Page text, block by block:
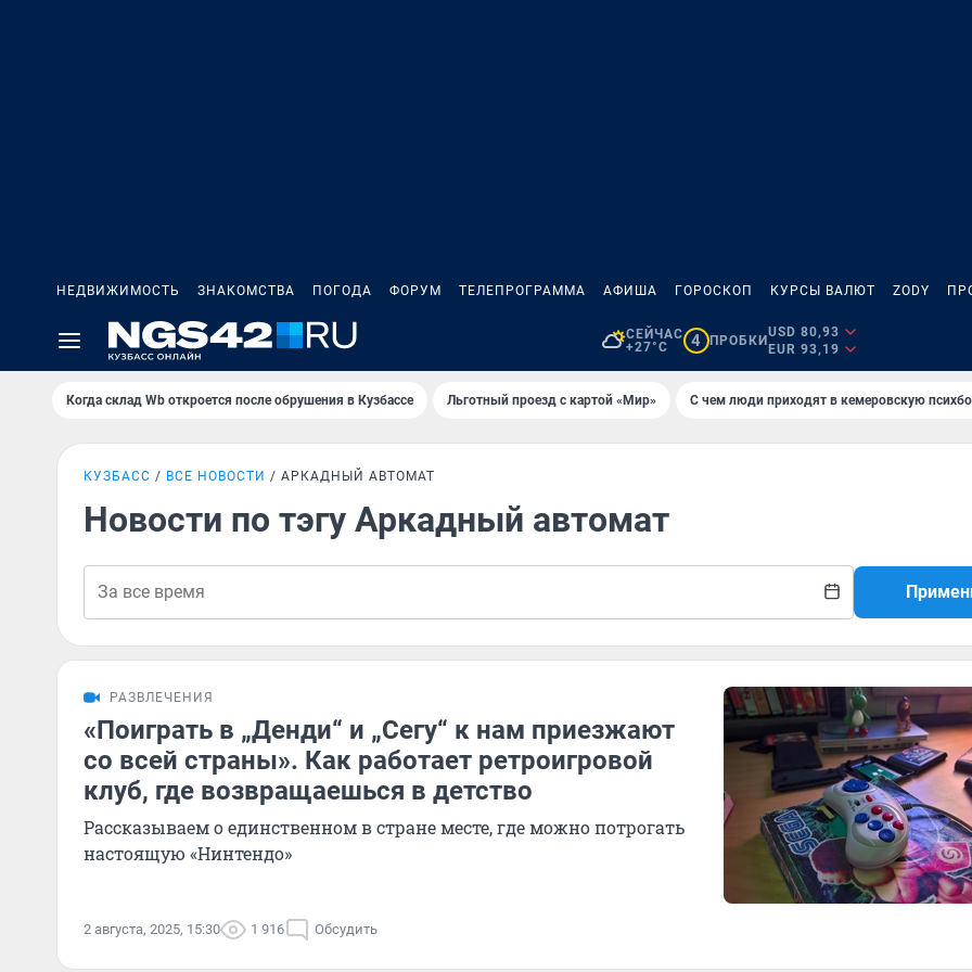
НЕДВИЖИМОСТЬ ЗНАКОМСТВА ПОГОДА ФОРУМ ТЕЛЕПРОГРАММА АФИША ГОРОСКОП КУРСЫ ВАЛЮТ ZODY
СЕЙЧАС
+27°C
4 ПРОБКИ
USD 80,93
EUR 93,19
Когда склад Wb откроется после обрушения в Кузбассе Льготный проезд с картой «Мир» С чем люди приходят в кемеровскую
КУЗБАСС ВСЕ НОВОСТИ АРКАДНЫЙ АВТОМАТ
Новости по тэгу Аркадный автомат
РАЗВЛЕЧЕНИЯ
«Поиграть в „Денди“ и „Сегу“ к нам приезжают
со всей страны». Как работает ретроигровой
клуб, где возвращаешься в детство
Рассказываем о единственном в стране месте, где можно потрогать
настоящую «Нинтендо»
2 августа, 2025, 15:30 1 916 Обсудить